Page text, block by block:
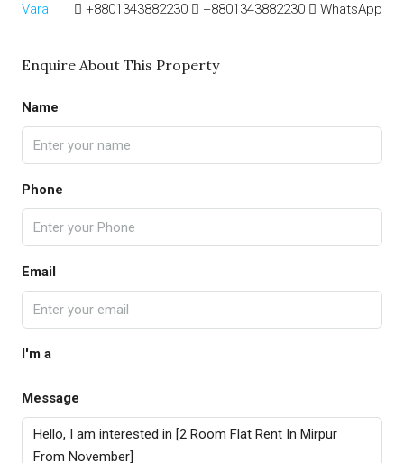
+8801343882230
+8801343882230 WhatsApp
Enquire About This Property
Name
Phone
Email
I'm a
Message